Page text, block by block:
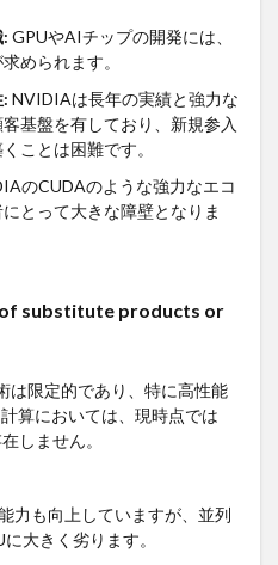
: GPUやAIチップの開発には、
められます。
: NVIDIAは長年の実績と強力な
基盤を有しており、新規参入
ことは困難です。
のCUDAのような強力なエコ
とって大きな障壁となりま
substitute products or
は限定的であり、特に高性能
算においては、現時点では
しません。
力も向上していますが、並列
大きく劣ります。